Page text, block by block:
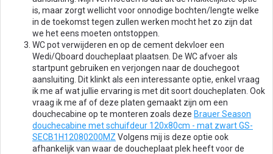
is, maar zorgt wellicht voor onnodige bochten/lengte welke
in de toekomst tegen zullen werken mocht het zo zijn dat
we het eens moeten ontstoppen.
WC pot verwijderen en op de cement dekvloer een
Wedi/Qboard doucheplaat plaatsen. De WC afvoer als
startpunt gebruiken en verjongen naar de douchegoot
aansluiting. Dit klinkt als een interessante optie, enkel vraag
ik me af wat jullie ervaring is met dit soort doucheplaten. Ook
vraag ik me af of deze platen gemaakt zijn om een
douchecabine op te monteren zoals deze Brauer Season
douchecabine met schuifdeur 120x80cm - mat zwart GS-
SECB1H12080200MZ Volgens mij is deze optie ook
afhankelijk van waar de doucheplaat plek heeft voor de